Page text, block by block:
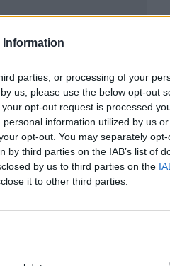
Information
parties, or processing of your
us, please use the below opt-out
opt-out request is processed
information utilized by us
opt-out. You may separately
third parties on the IAB’s list of
by us to third parties on the
it to other third parties.